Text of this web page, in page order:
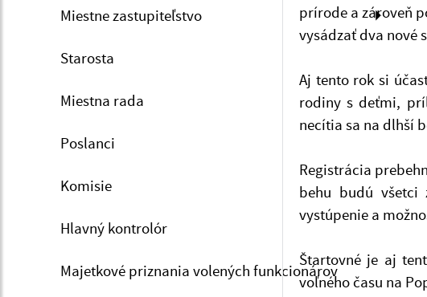
Miestne zastupiteľstvo
Starosta
Miestna rada
Poslanci
Komisie
Hlavný kontrolór
Majetkové priznania volených funkcionárov
prírode a zároveň
vysádzať dva nové
Aj tento rok si
rodiny s deťmi,
necítia sa na dlhší
Registrácia
behu budú všetci
vystúpenie a
Štartovné je aj
voľného času na